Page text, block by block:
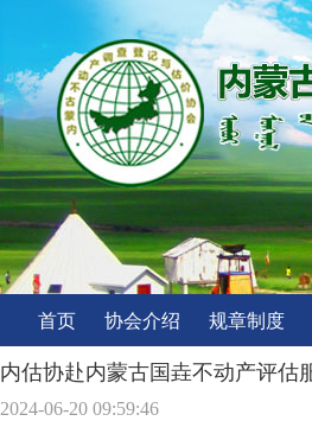
首页 协会介绍 规章制度
内估协赴内蒙古国垚不动产评估
2024-06-20 09:59:46